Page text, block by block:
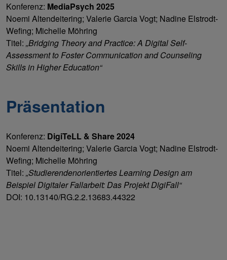
Konferenz: MediaPsych 2025
Noemi Altendeitering; Valerie Garcia Vogt; Nadine Elstrodt-
Wefing; Michelle Möhring
Titel: „Bridging Theory and Practice: A Digital Self-
Assessment to Foster Communication and Counseling
Skills in Higher Education“
Präsentation
Konferenz: DigiTeLL & Share 2024
Noemi Altendeitering; Valerie Garcia Vogt; Nadine Elstrodt-
Wefing; Michelle Möhring
Titel: „Studierendenorientiertes Learning Design am
Beispiel Digitaler Fallarbeit: Das Projekt DigiFall“
DOI: 10.13140/RG.2.2.13683.44322